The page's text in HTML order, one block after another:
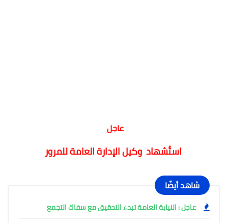
عاجل
استُشهاد وكيل الإدارة العامة للمرور
شاهد أيضًا
عاجل : النيابة العامة تبدء التحقيق مع سفاك التجمع